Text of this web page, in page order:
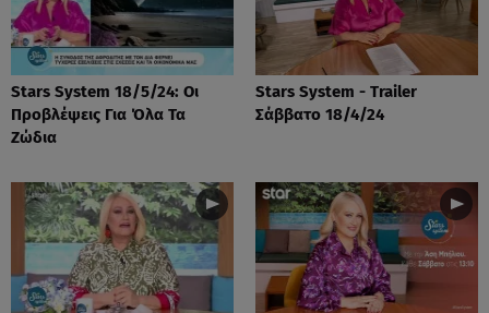
Stars System 18/5/24: Οι
Προβλέψεις Για Όλα Τα
Ζώδια
Stars System - Trailer
Σάββατο 18/4/24